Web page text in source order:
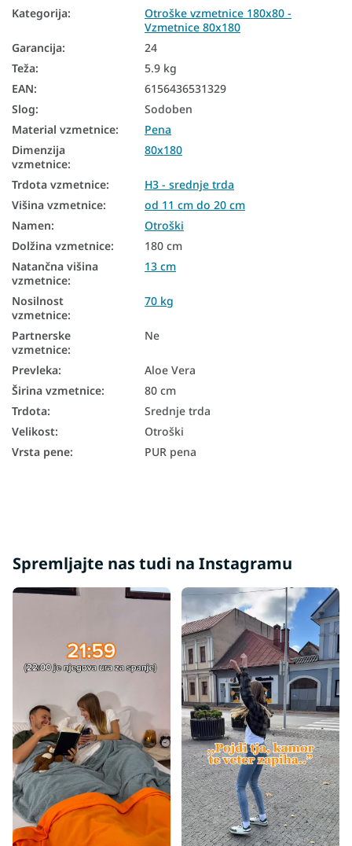
Kategorija:
Otroške vzmetnice 180x80 -
Vzmetnice 80x180
Garancija:
24
Teža:
5.9 kg
EAN:
6156436531329
Slog:
Sodoben
Material vzmetnice:
Pena
Dimenzija
vzmetnice:
80x180
Trdota vzmetnice:
H3 - srednje trda
Višina vzmetnice:
od 11 cm do 20 cm
Namen:
Otroški
Dolžina vzmetnice:
180 cm
Natančna višina
vzmetnice:
13 cm
Nosilnost
vzmetnice:
70 kg
Partnerske
vzmetnice:
Ne
Prevleka:
Aloe Vera
Širina vzmetnice:
80 cm
Trdota:
Srednje trda
Velikost:
Otroški
Vrsta pene: PUR pena
Spremljajte nas tudi na Instagramu